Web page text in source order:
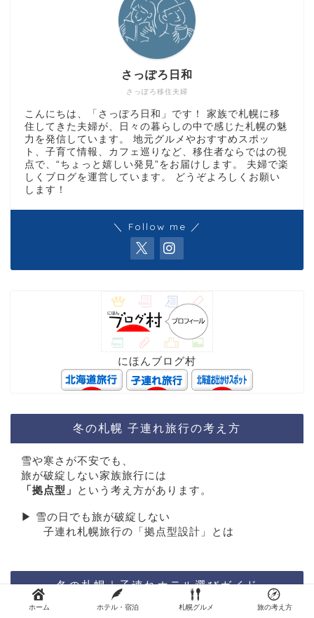
さっぽろ移住夫婦
さっぽろ日和
こんにちは、「さっぽろ日和」です！ 家族で札幌に移
住してきた夫婦が、日々の暮らしの中で感じた札幌の魅
力を発信しています。 地元グルメやおすすめスポッ
ト、子育て情報、カフェ巡りなど、移住者ならではの視
点で、“ちょっと嬉しい発見”をお届けします。 夫婦で楽
しくブログを運営しています。 どうぞよろしくお願い
します！
＼ Follow me ／
にほんブログ村
冬の札幌 子連れ旅行の考え方
雪や寒さが不安でも、
旅が破綻しない家族旅行には
「拠点型」
という考え方があります。
▶︎ 雪の日でも旅が破綻しない
子連れ札幌旅行の「拠点型設計」とは
冬の札幌｜子連れホテル選びガイド
ホーム ホテル・宿泊 札幌グルメ 旅の考え方